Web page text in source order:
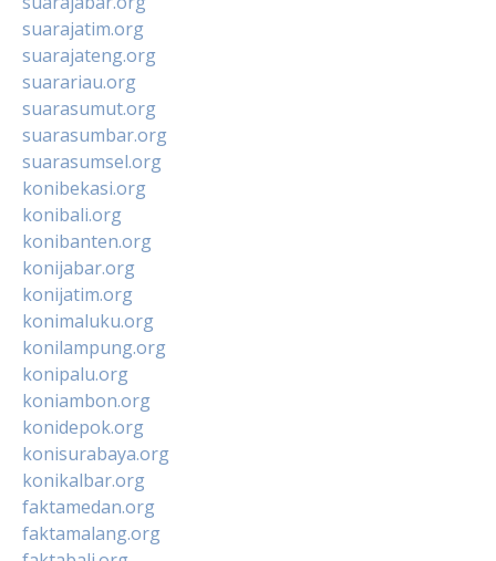
suarajatim.org
suarajateng.org
suarariau.org
suarasumut.org
suarasumbar.org
suarasumsel.org
konibekasi.org
konibali.org
konibanten.org
konijabar.org
konijatim.org
konimaluku.org
konilampung.org
konipalu.org
koniambon.org
konidepok.org
konisurabaya.org
konikalbar.org
faktamedan.org
faktamalang.org